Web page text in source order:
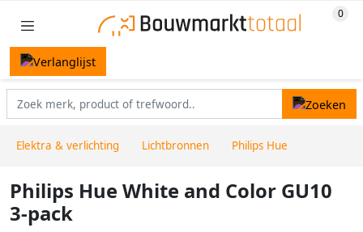
Elektra & verlichting Lichtbronnen Philips Hue
Philips Hue White and Color GU10
3-pack